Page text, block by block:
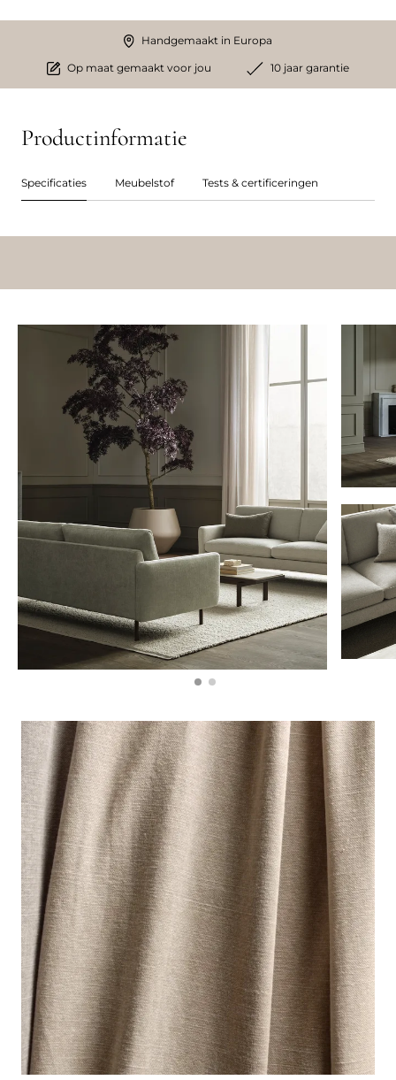
Handgemaakt in Europa
Op maat gemaakt voor jou 10 jaar garantie
Productinformatie
Specificaties Meubelstof Tests & certificeringen